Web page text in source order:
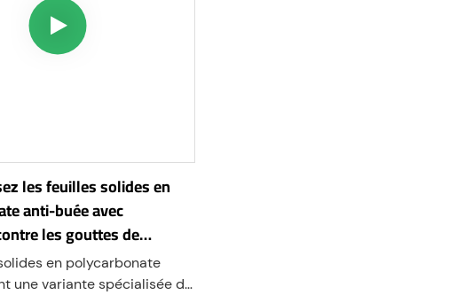
les feuilles solides en
anti-buée avec
les gouttes de
en polycarbonate
une variante spécialisée du